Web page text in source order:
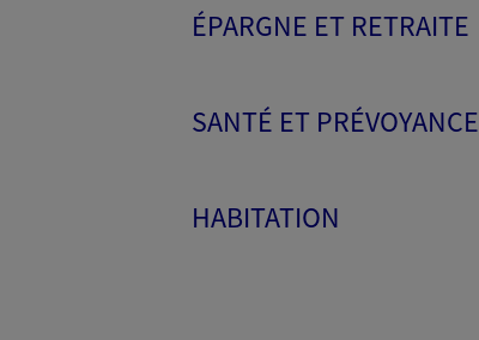
ÉPARGNE ET RETRAITE
SANTÉ ET PRÉVOYANCE
HABITATION